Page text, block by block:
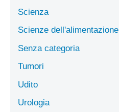
Scienza
Scienze dell'alimentazione
Senza categoria
Tumori
Udito
Urologia